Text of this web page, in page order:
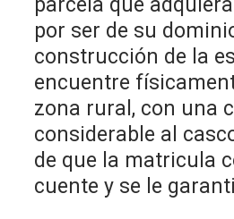
por ser de su
construcción de la
encuentre
zona rural, con una
considerable al
de que la matricula
cuente y se le